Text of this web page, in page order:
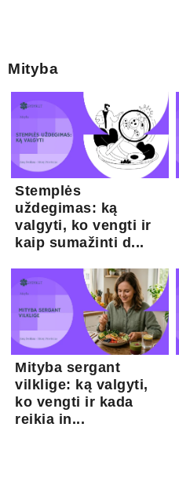
Mityba
Stemplės
uždegimas: ką
valgyti, ko vengti ir
kaip sumažinti d...
Mityba sergant
vilklige: ką valgyti,
ko vengti ir kada
reikia in...